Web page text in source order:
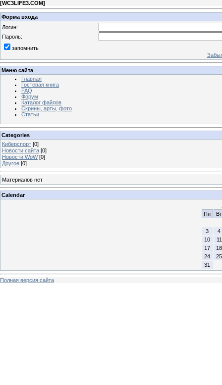
[WC3LIFE3.COM]
Форма входа
Логин:
Пароль:
запомнить
Меню сайта
Главная
Гостевая книга
FAQ
Форум
Каталог файлов
Скрины, арты, фото
Статьи
Categories
Киберспорт [0]
Новости сайта [0]
Новости WoW [0]
Другое [0]
Материалов нет
Calendar
Пн
Вт
3
4
10
11
17
18
24
25
31
Полная версия сайта